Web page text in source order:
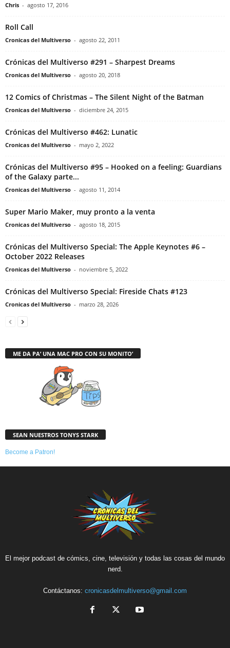
Chris - agosto 17, 2016
Roll Call
Cronicas del Multiverso - agosto 22, 2011
Crónicas del Multiverso #291 – Sharpest Dreams
Cronicas del Multiverso - agosto 20, 2018
12 Comics of Christmas – The Silent Night of the Batman
Cronicas del Multiverso - diciembre 24, 2015
Crónicas del Multiverso #462: Lunatic
Cronicas del Multiverso - mayo 2, 2022
Crónicas del Multiverso #95 – Hooked on a feeling: Guardians
of the Galaxy parte...
Cronicas del Multiverso - agosto 11, 2014
Super Mario Maker, muy pronto a la venta
Cronicas del Multiverso - agosto 18, 2015
Crónicas del Multiverso Special: The Apple Keynotes #6 –
October 2022 Releases
Cronicas del Multiverso - noviembre 5, 2022
Crónicas del Multiverso Special: Fireside Chats #123
Cronicas del Multiverso - marzo 28, 2026
ME DA PA’ UNA MAC PRO CON SU MONITO’
SEAN NUESTROS TONYS STARK
Become a Patron!
El mejor podcast de cómics, cine, televisión y todas las cosas del mundo
nerd.
Contáctanos: cronicasdelmultiverso@gmail.com